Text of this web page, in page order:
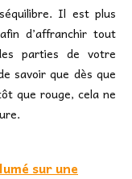
Il est plus
d’affranchir tout
parties de votre
savoir que dès que
que rouge, cela ne
sur une